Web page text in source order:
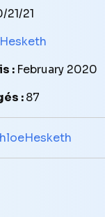
21/21
: February 2020
:87